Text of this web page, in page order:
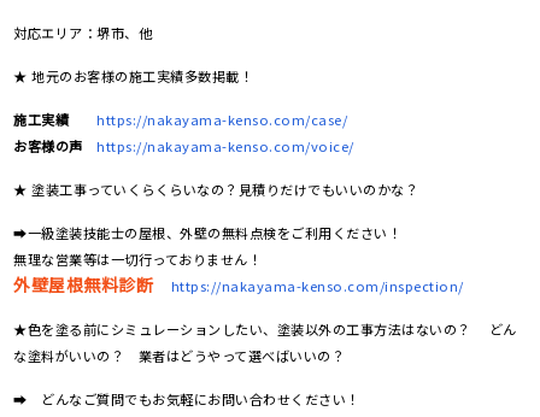
対応エリア：堺市、他
★ 地元のお客様の施工実績多数掲載！
施工実績
https://nakayama-kenso.com/case/
お客様の声
https://nakayama-kenso.com/voice/
★ 塗装工事っていくらくらいなの？見積りだけでもいいのかな？
➡一級塗装技能士の屋根、外壁の無料点検をご利用ください！
無理な営業等は一切行っておりません！
外壁屋根無料診断 https://nakayama-kenso.com/inspection/
★色を塗る前にシミュレーションしたい、塗装以外の工事方法はないの？ どん
な塗料がいいの？ 業者はどうやって選べばいいの？
➡ どんなご質問でもお気軽にお問い合わせください！